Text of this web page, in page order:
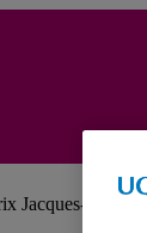
Jacques-